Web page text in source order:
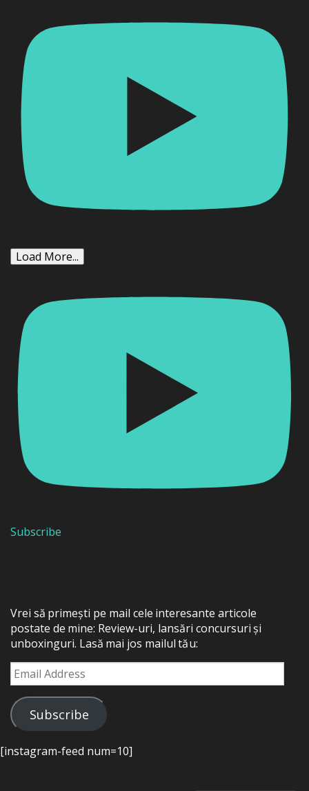
Load More...
Subscribe
Vrei să primești pe mail cele interesante articole
postate de mine: Review-uri, lansări concursuri și
unboxinguri. Lasă mai jos mailul tău:
Email
Address
Subscribe
[instagram-feed num=10]